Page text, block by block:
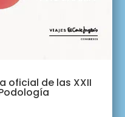
oficial de las XXII